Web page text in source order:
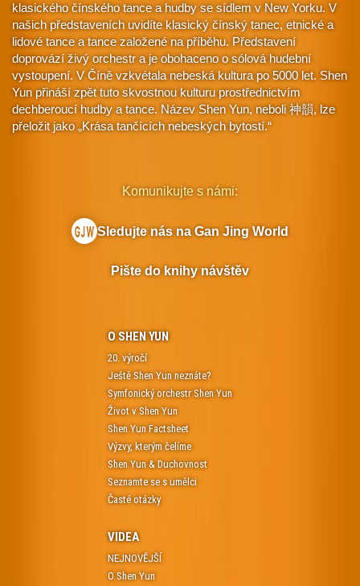
klasického čínského tance a hudby se sídlem v New Yorku. V
našich představeních uvidíte klasický čínský tanec, etnické a
lidové tance a tance založené na příběhu. Představení
doprovází živý orchestr a je obohaceno o sólová hudební
vystoupení. V Číně vzkvétala nebeská kultura po 5000 let. Shen
Yun přináší zpět tuto skvostnou kulturu prostřednictvím
dechberoucí hudby a tance. Název Shen Yun, neboli 神韻, lze
přeložit jako „Krása tančících nebeských bytostí.“
O SHEN YUN
20. výročí
Ještě Shen Yun neznáte?
Symfonický orchestr Shen Yun
Život v Shen Yun
Shen Yun Factsheet
Výzvy, kterým čelíme
Shen Yun & Duchovnost
Seznamte se s umělci
Časté otázky
VIDEA
NEJNOVĚJŠÍ
O Shen Yun
Komunikujte s námi:
Sledujte nás na Gan Jing World
Pište do knihy návštěv